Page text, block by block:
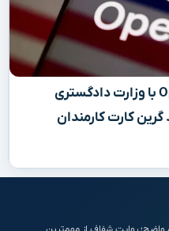
توافق ۳.۲ میلیون دلاری OpenAI با وزارت دادگستری
گرین کارت کارمندان